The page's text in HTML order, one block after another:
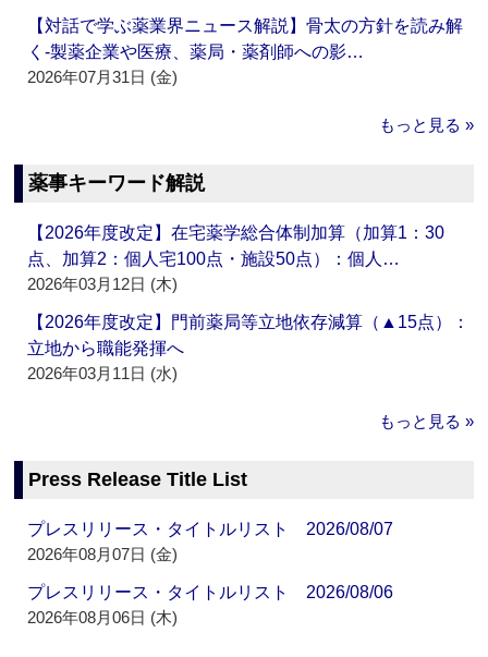
【対話で学ぶ薬業界ニュース解説】骨太の方針を読み解
く‐製薬企業や医療、薬局・薬剤師への影…
2026年07月31日 (金)
もっと見る »
薬事キーワード解説
【2026年度改定】在宅薬学総合体制加算（加算1：30
点、加算2：個人宅100点・施設50点）：個人…
2026年03月12日 (木)
【2026年度改定】門前薬局等立地依存減算（▲15点）：
立地から職能発揮へ
2026年03月11日 (水)
もっと見る »
Press Release Title List
プレスリリース・タイトルリスト 2026/08/07
2026年08月07日 (金)
プレスリリース・タイトルリスト 2026/08/06
2026年08月06日 (木)